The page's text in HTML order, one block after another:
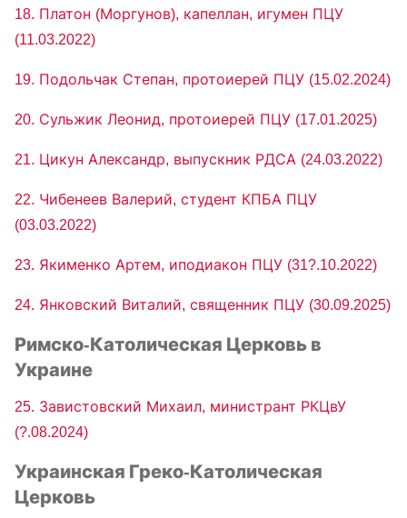
18. Платон (Моргунов), капеллан, игумен ПЦУ
(11.03.2022)
19. Подольчак Степан, протоиерей ПЦУ (15.02.2024)
20. Сульжик Леонид, протоиерей ПЦУ (17.01.2025)
21. Цикун Александр, выпускник РДСА (24.03.2022)
22. Чибенеев Валерий, студент КПБА ПЦУ
(03.03.2022)
23. Якименко Артем, иподиакон ПЦУ (31?.10.2022)
24. Янковский Виталий, священник ПЦУ (30.09.2025)
Римско-Католическая Церковь в
Украине
25. Завистовский Михаил, министрант РКЦвУ
(?.08.2024)
Украинская Греко-Католическая
Церковь